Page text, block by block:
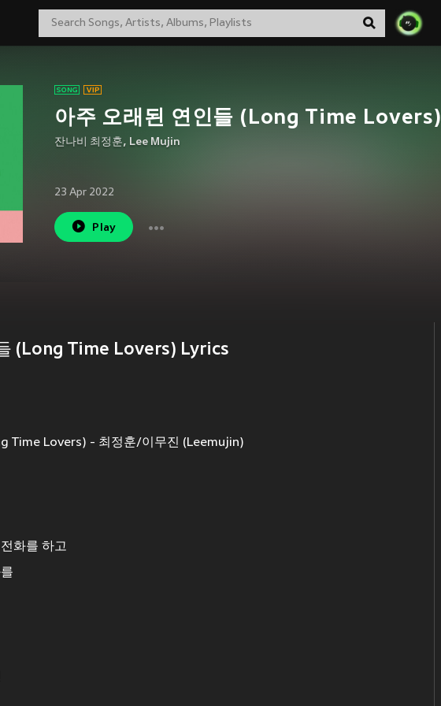
아주 오래된 연인들 (Long Time Lovers)
잔나비 최정훈, Lee Mujin
23 Apr 2022
Play
(Long Time Lovers) Lyrics
Time Lovers) - 최정훈/이무진 (Leemujin)
화를 하고